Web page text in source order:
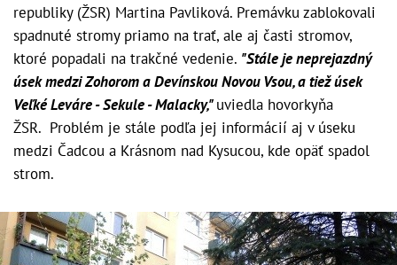
republiky (ŽSR) Martina Pavliková. Premávku zablokovali
spadnuté stromy priamo na trať, ale aj časti stromov,
ktoré popadali na trakčné vedenie. "Stále je neprejazdný
úsek medzi Zohorom a Devínskou Novou Vsou, a tiež úsek
Veľké Leváre - Sekule - Malacky,"uviedla hovorkyňa
ŽSR. Problém je stále podľa jej informácií aj v úseku
medzi Čadcou a Krásnom nad Kysucou, kde opäť spadol
strom.